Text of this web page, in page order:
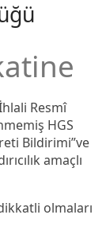
Resmî
HGS
Bildirimi”ve
amaçlı
olmaları